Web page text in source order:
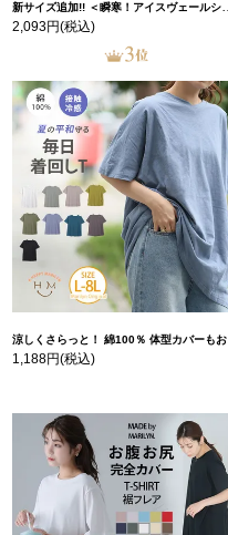
新サイズ追加!! ＜瞬寒！アイスヴェールシリーズ＞ 美脚 ジョガーパンツ 【ウェストゴム】 【ストレッチ】 | 大きいサイズの通販ならハッピーマリリン
2,093円(税込)
涼しくさらっと！ 綿100％ 体型カバーもお洒落も叶える 風合いコットン ゆるシルエット ドルマン | 大きいサイズの通販ならハッピーマリリン
1,188円(税込)